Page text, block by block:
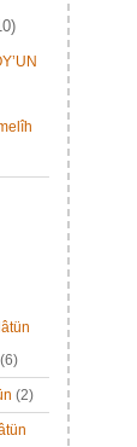
(6)
(2)